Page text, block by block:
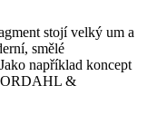
stojí velký um a
smělé
například koncept
&